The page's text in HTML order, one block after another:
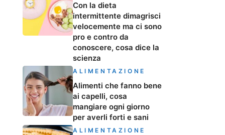
Con la dieta
intermittente dimagrisci
velocemente ma ci sono
pro e contro da
conoscere, cosa dice la
scienza
ALIMENTAZIONE
Alimenti che fanno bene
ai capelli, cosa
mangiare ogni giorno
per averli forti e sani
ALIMENTAZIONE